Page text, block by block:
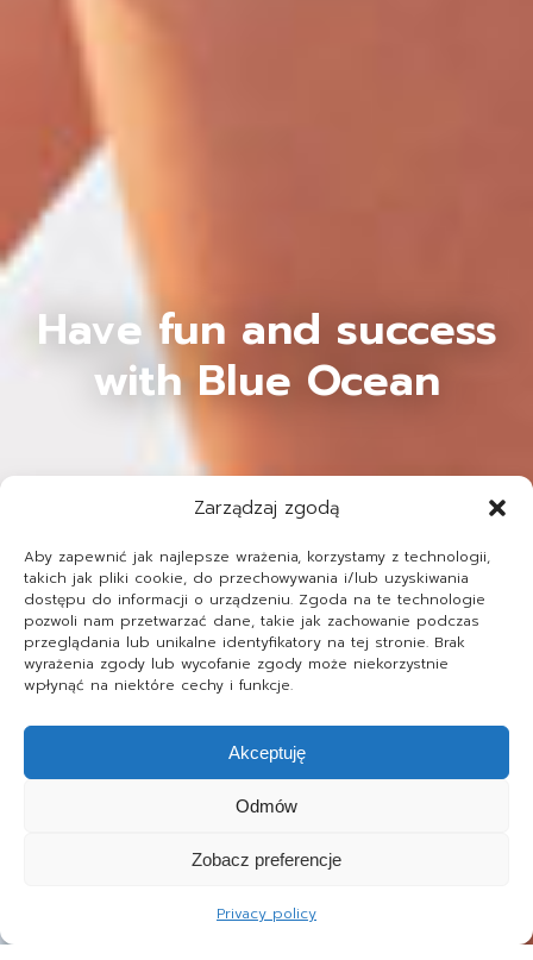
Zarządzaj zgodą
Aby zapewnić jak najlepsze wrażenia, korzystamy z technologii,
takich jak pliki cookie, do przechowywania i/lub uzyskiwania
dostępu do informacji o urządzeniu. Zgoda na te technologie
pozwoli nam przetwarzać dane, takie jak zachowanie podczas
przeglądania lub unikalne identyfikatory na tej stronie. Brak
wyrażenia zgody lub wycofanie zgody może niekorzystnie
wpłynąć na niektóre cechy i funkcje.
Akceptuję
Odmów
Zobacz preferencje
Privacy policy
Have fun and success
with Blue Ocean